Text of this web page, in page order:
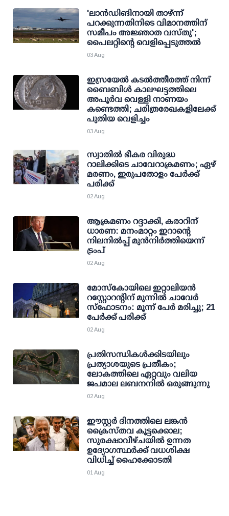
'ലാന്‍ഡിങിനായി താഴ്ന്ന്
പറക്കുന്നതിനിടെ വിമാനത്തിന്
സമീപം അജ്ഞാത വസ്തു';
പൈലറ്റിന്റെ വെളിപ്പെടുത്തല്‍
03 Aug
ഇസ്രയേൽ കടൽത്തീരത്ത് നിന്ന്
ബൈബിൾ കാലഘട്ടത്തിലെ
അപൂർവ വെള്ളി നാണയം
കണ്ടെത്തി; ചരിത്രരേഖകളിലേക്ക്
പുതിയ വെളിച്ചം
03 Aug
സ്വാതില്‍ ഭീകര വിരുദ്ധ
റാലിക്കിടെ ചാവേറാക്രമണം; ഏഴ്
മരണം, ഇരുപതോളം പേര്‍ക്ക്
പരിക്ക്
02 Aug
ആക്രമണം റദ്ദാക്കി, കരാറിന്
ധാരണ: മനംമാറ്റം ഇറാന്റെ
നിലനില്‍പ്പ് മുന്‍നിര്‍ത്തിയെന്ന്
ട്രംപ്
02 Aug
മോസ്‌കോയിലെ ഇറ്റാലിയന്‍
റസ്റ്റോറന്റിന് മുന്നില്‍ ചാവേര്‍
സ്‌ഫോടനം: മൂന്ന് പേര്‍ മരിച്ചു; 21
പേര്‍ക്ക് പരിക്ക്
02 Aug
പ്രതിസന്ധികൾക്കിടയിലും
പ്രത്യാശയുടെ പ്രതീകം;
ലോകത്തിലെ ഏറ്റവും വലിയ
ജപമാല ലബനനിൽ ഒരുങ്ങുന്നു
02 Aug
ഈസ്റ്റർ ദിനത്തിലെ ലങ്കൻ
ക്രൈസ്തവ കൂട്ടക്കൊല;
സുരക്ഷാവീഴ്ചയിൽ ഉന്നത
ഉദ്യോഗസ്ഥർക്ക് വധശിക്ഷ
വിധിച്ച് ഹൈക്കോടതി
01 Aug